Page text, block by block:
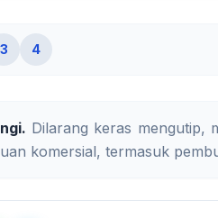
3 4
Dilarang keras mengutip,
komersial, termasuk